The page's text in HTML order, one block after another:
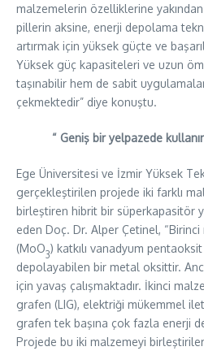
malzemelerin özelliklerine
pillerin aksine, enerji depolama
artırmak için yüksek güçte ve
Yüksek güç kapasiteleri ve uzun
taşınabilir hem de sabit
çekmektedir” diye konuştu.
“ Geniş bir yelpazede kullanım
Ege Üniversitesi ve İzmir Yüksek
gerçekleştirilen projede iki farklı
birleştiren hibrit bir süperkapasitör
eden Doç. Dr. Alper Çetinel,
(MoO3) katkılı vanadyum pentaoksit
depolayabilen bir metal oksittir.
için yavaş çalışmaktadır. İkinci
grafen (LIG), elektriği mükemmel
grafen tek başına çok fazla enerji
Projede bu iki malzemeyi